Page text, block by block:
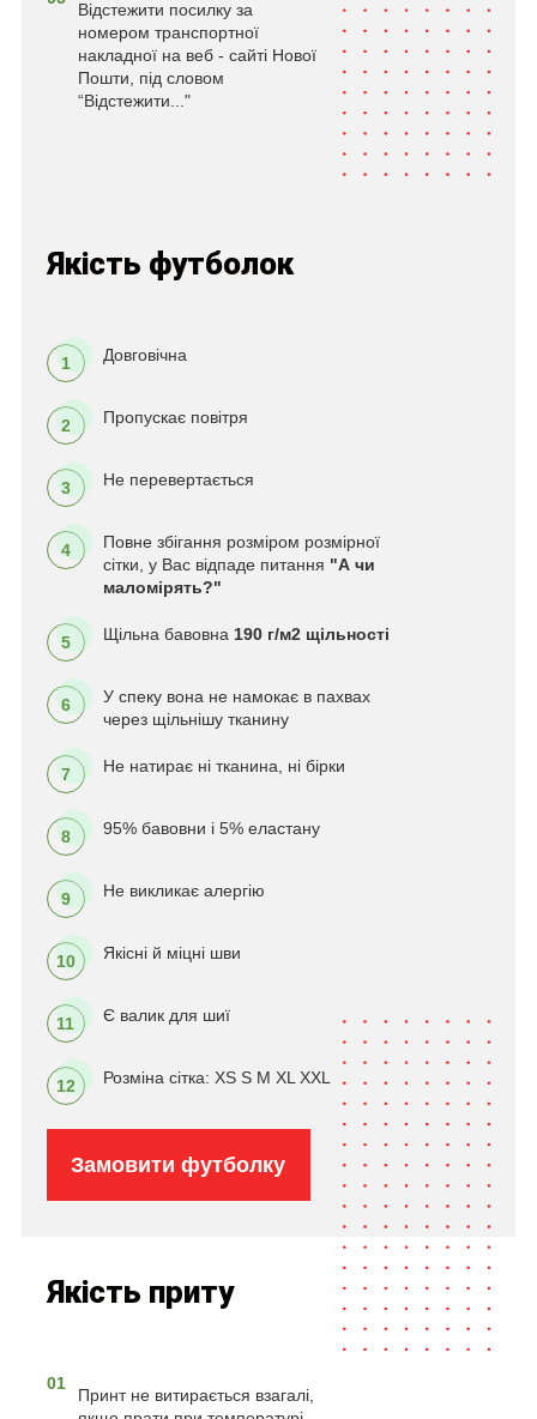
Відстежити посилку за
номером транспортної
накладної на веб - сайті Нової
Пошти, під словом
“Відстежити..."
Якість футболок
1 Довговічна
2 Пропускає повітря
3 Не перевертається
4
Повне збігання розміром розмірної
сітки, у Вас відпаде питання "А чи
маломірять?"
5 Щільна бавовна 190 г/м2 щільності
6
У спеку вона не намокає в пахвах
через щільнішу тканину
7 Не натирає ні тканина, ні бірки
8 95% бавовни і 5% еластану
9 Не викликає алергію
10 Якісні й міцні шви
11 Є валик для шиї
12 Розміна сітка: XS S M XL XXL
Замовити футболку
Якість приту
01
Принт не витирається взагалі,